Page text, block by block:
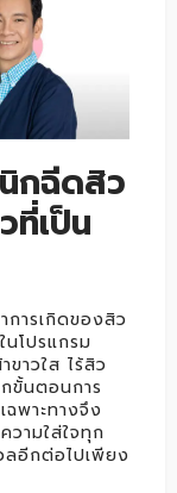
กฉีดสิว
เป็น
ารเกิดของสิว
โปรแกรม
าวใส ไร้สิว
ขั้นตอนการ
พาะทางจึง
วามใส่ใจทุก
ลอีกต่อไปเพียง